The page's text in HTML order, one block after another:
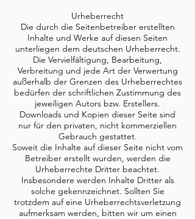
Urheberrecht
Die durch die Seitenbetreiber erstellten
Inhalte und Werke auf diesen Seiten
unterliegen dem deutschen Urheberrecht.
Die Vervielfältigung, Bearbeitung,
Verbreitung und jede Art der Verwertung
außerhalb der Grenzen des Urheberrechtes
bedürfen der schriftlichen Zustimmung des
jeweiligen Autors bzw. Erstellers.
Downloads und Kopien dieser Seite sind
nur für den privaten, nicht kommerziellen
Gebrauch gestattet.
Soweit die Inhalte auf dieser Seite nicht vom
Betreiber erstellt wurden, werden die
Urheberrechte Dritter beachtet.
Insbesondere werden Inhalte Dritter als
solche gekennzeichnet. Sollten Sie
trotzdem auf eine Urheberrechtsverletzung
aufmerksam werden, bitten wir um einen